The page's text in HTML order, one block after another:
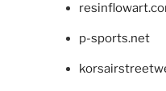
p-sports.net